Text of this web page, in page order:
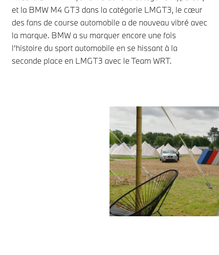
et la BMW M4 GT3 dans la catégorie LMGT3, le cœur
des fans de course automobile a de nouveau vibré avec
la marque. BMW a su marquer encore une fois
l’histoire du sport automobile en se hissant à la
seconde place en LMGT3 avec le Team WRT.